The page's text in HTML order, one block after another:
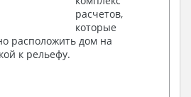
расчетов,
которые
расположить дом на
к рельефу.